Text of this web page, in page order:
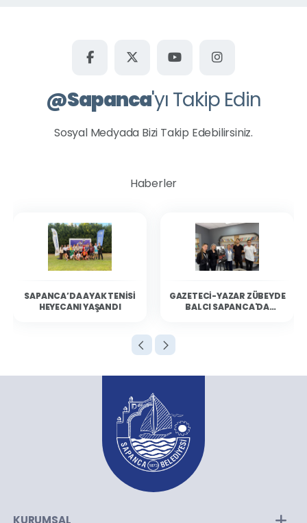
@Sapanca'yı Takip Edin
Sosyal Medyada Bizi Takip Edebilirsiniz.
Haberler
SAPANCA’DA AYAK TENISI
HEYECANI YAŞANDI
GAZETECI-YAZAR ZÜBEYDE
BALCI SAPANCA'DA
KURUMSAL